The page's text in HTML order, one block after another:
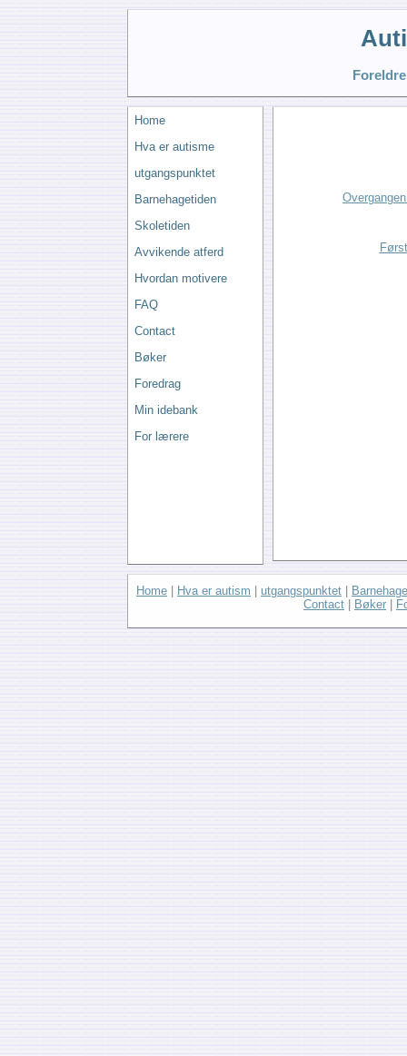
Home
Hva er autisme
utgangspunktet
Barnehagetiden
Skoletiden
Avvikende atferd
Hvordan motivere
FAQ
Contact
Bøker
Foredrag
Min idebank
For lærere
Home Hva er autism utgangspunktet
Contact
Bøker